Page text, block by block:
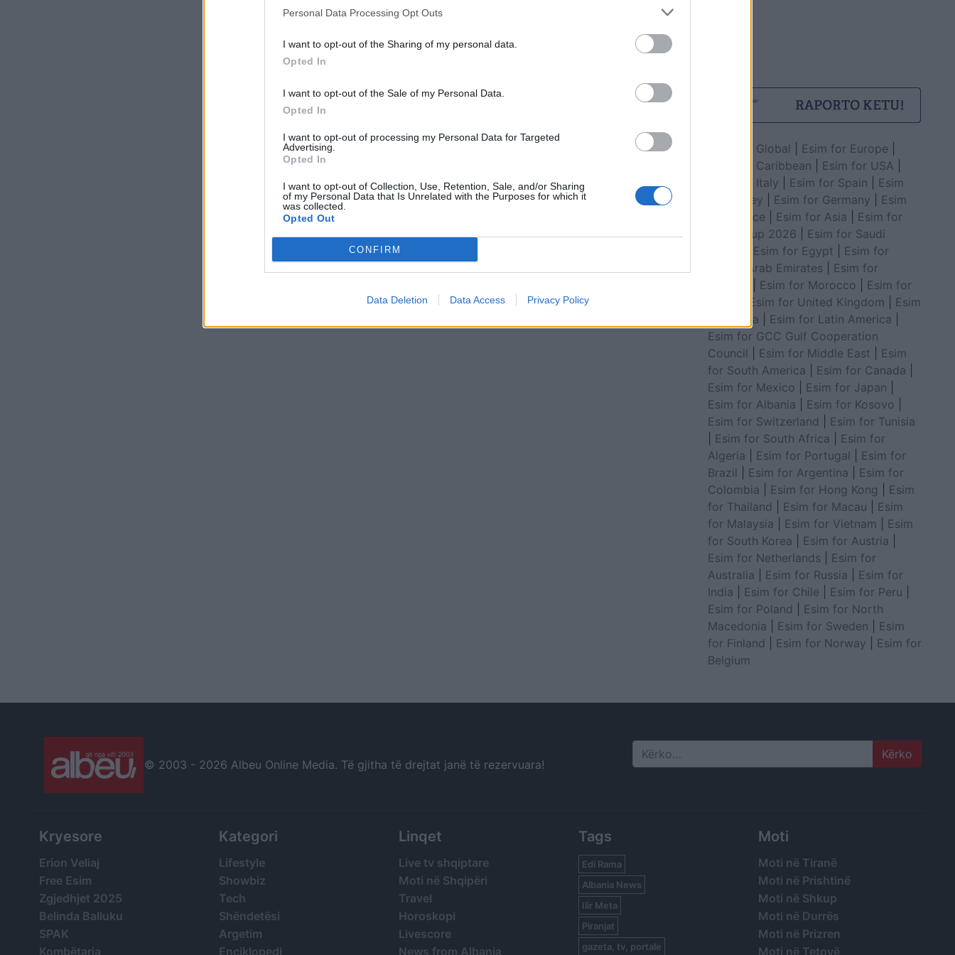
Personal Data Processing Opt Outs
I want to opt-out of the Sharing of my personal data.
Opted In
I want to opt-out of the Sale of my Personal Data.
Opted In
I want to opt-out of processing my Personal Data for Targeted
Advertising.
Opted In
I want to opt-out of Collection, Use, Retention, Sale, and/or Sharing
of my Personal Data that Is Unrelated with the Purposes for which it
was collected.
Opted Out
CONFIRM
Data Deletion Data Access Privacy Policy
Esim for Global Esim for Europe
Esim for Caribbean
Esim for USA
Esim for Italy
Esim for Spain
Esim
for Turkey
Esim for Germany
Esim
for Greece
Esim for Asia
Esim for
World Cup 2026
Esim for Saudi
Esim for Egypt
Esim for
United Arab Emirates
Esim for
Esim for Morocco
Esim for
Esim for United Kingdom
Esim
for Africa
Esim for Latin America
Esim for GCC Gulf Cooperation
Council
Esim for Middle East
Esim
for South America
Esim for Canada
Esim for Mexico
Esim for Japan
Esim for Albania
Esim for Kosovo
Esim for Switzerland
Esim for Tunisia
Esim for South Africa
Esim for
Algeria
Esim for Portugal
Esim for
Brazil
Esim for Argentina
Esim for
Colombia
Esim for Hong Kong
Esim
for Thailand
Esim for Macau
Esim
for Malaysia
Esim for Vietnam
Esim
for South Korea
Esim for Austria
Esim for Netherlands
Esim for
Australia
Esim for Russia
Esim for
India
Esim for Chile Esim for Peru
Esim for Poland
Esim for North
Macedonia
Esim for Sweden
Esim
for Finland
Esim for Norway
Esim for
Belgium
© 2003 - 2026 Albeu Online Media. Të gjitha të drejtat janë të rezervuara! Search
Kryesore
Erion Veliaj
Free Esim
Zgjedhjet 2025
Belinda Balluku
SPAK
Kombëtarja
Kategori
Lifestyle
Showbiz
Tech
Shëndetësi
Argetim
Enciklopedi
Linqet
Live tv shqiptare
Moti në Shqipëri
Travel
Horoskopi
Livescore
News from Albania
Tags
Edi Rama
Albania News
Ilir Meta
Piranjat
gazeta, tv, portale
Moti
Moti në Tiranë
Moti në Prishtinë
Moti në Shkup
Moti në Durrës
Moti në Prizren
Moti në Tetovë